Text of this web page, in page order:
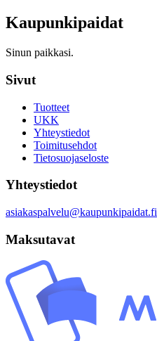
Kaupunkipaidat
Sinun paikkasi.
Sivut
Tuotteet
UKK
Yhteystiedot
Toimitusehdot
Tietosuojaseloste
Yhteystiedot
asiakaspalvelu@kaupunkipaidat.fi
Maksutavat